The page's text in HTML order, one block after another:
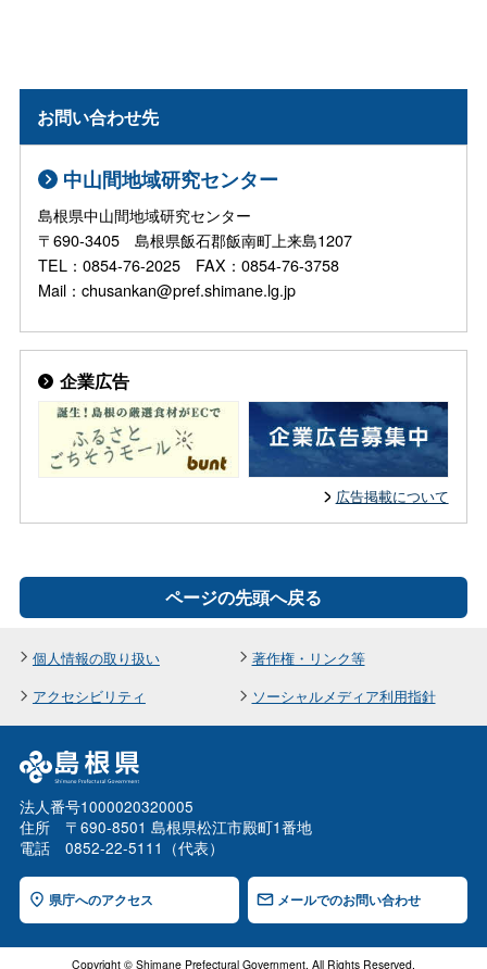
お問い合わせ先
中山間地域研究センター
島根県中山間地域研究センター
〒690-3405 島根県飯石郡飯南町上来島1207
TEL：0854-76-2025 FAX：0854-76-3758
Mail：chusankan@pref.shimane.lg.jp
企業広告
広告掲載について
ページの先頭へ戻る
個人情報の取り扱い
著作権・リンク等
アクセシビリティ
ソーシャルメディア利用指針
法人番号1000020320005
住所 〒690-8501 島根県松江市殿町1番地
電話 0852-22-5111（代表）
県庁へのアクセス メールでのお問い合わせ
Copyright © Shimane Prefectural Government. All Rights Reserved.